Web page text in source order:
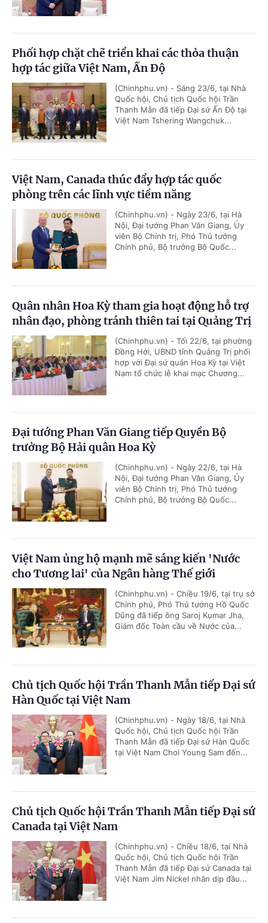
Phối hợp chặt chẽ triển khai các thỏa thuận
hợp tác giữa Việt Nam, Ấn Độ
(Chinhphu.vn) - Sáng 23/6, tại Nhà
Quốc hội, Chủ tịch Quốc hội Trần
Thanh Mẫn đã tiếp Đại sứ Ấn Độ tại
Việt Nam Tshering Wangchuk...
Việt Nam, Canada thúc đẩy hợp tác quốc
phòng trên các lĩnh vực tiềm năng
(Chinhphu.vn) - Ngày 23/6, tại Hà
Nội, Đại tướng Phan Văn Giang, Ủy
viên Bộ Chính trị, Phó Thủ tướng
Chính phủ, Bộ trưởng Bộ Quốc...
Quân nhân Hoa Kỳ tham gia hoạt động hỗ trợ
nhân đạo, phòng tránh thiên tai tại Quảng Trị
(Chinhphu.vn) - Tối 22/6, tại phường
Đồng Hới, UBND tỉnh Quảng Trị phối
hợp với Đại sứ quán Hoa Kỳ tại Việt
Nam tổ chức lễ khai mạc Chương...
Đại tướng Phan Văn Giang tiếp Quyền Bộ
trưởng Bộ Hải quân Hoa Kỳ
(Chinhphu.vn) - Ngày 22/6, tại Hà
Nội, Đại tướng Phan Văn Giang, Ủy
viên Bộ Chính trị, Phó Thủ tướng
Chính phủ, Bộ trưởng Bộ Quốc...
Việt Nam ủng hộ mạnh mẽ sáng kiến 'Nước
cho Tương lai' của Ngân hàng Thế giới
(Chinhphu.vn) - Chiều 19/6, tại trụ sở
Chính phủ, Phó Thủ tướng Hồ Quốc
Dũng đã tiếp ông Saroj Kumar Jha,
Giám đốc Toàn cầu về Nước của...
Chủ tịch Quốc hội Trần Thanh Mẫn tiếp Đại sứ
Hàn Quốc tại Việt Nam
(Chinhphu.vn) - Ngày 18/6, tại Nhà
Quốc hội, Chủ tịch Quốc hội Trần
Thanh Mẫn đã tiếp Đại sứ Hàn Quốc
tại Việt Nam Choi Young Sam đến...
Chủ tịch Quốc hội Trần Thanh Mẫn tiếp Đại sứ
Canada tại Việt Nam
(Chinhphu.vn) - Chiều 18/6, tại Nhà
Quốc hội, Chủ tịch Quốc hội Trần
Thanh Mẫn đã tiếp Đại sứ Canada tại
Việt Nam Jim Nickel nhân dịp đầu...